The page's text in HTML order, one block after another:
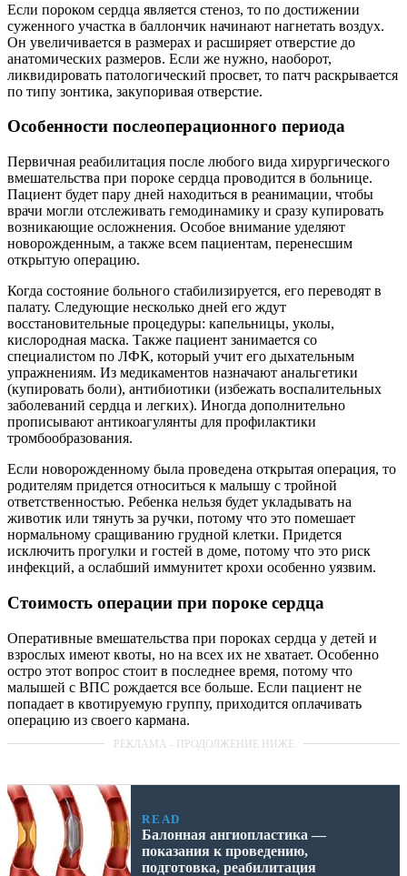
Если пороком сердца является стеноз, то по достижении
суженного участка в баллончик начинают нагнетать воздух.
Он увеличивается в размерах и расширяет отверстие до
анатомических размеров. Если же нужно, наоборот,
ликвидировать патологический просвет, то патч раскрывается
по типу зонтика, закупоривая отверстие.
Особенности послеоперационного периода
Первичная реабилитация после любого вида хирургического
вмешательства при пороке сердца проводится в больнице.
Пациент будет пару дней находиться в реанимации, чтобы
врачи могли отслеживать гемодинамику и сразу купировать
возникающие осложнения. Особое внимание уделяют
новорожденным, а также всем пациентам, перенесшим
открытую операцию.
Когда состояние больного стабилизируется, его переводят в
палату. Следующие несколько дней его ждут
восстановительные процедуры: капельницы, уколы,
кислородная маска. Также пациент занимается со
специалистом по ЛФК, который учит его дыхательным
упражнениям. Из медикаментов назначают анальгетики
(купировать боли), антибиотики (избежать воспалительных
заболеваний сердца и легких). Иногда дополнительно
прописывают антикоагулянты для профилактики
тромбообразования.
Если новорожденному была проведена открытая операция, то
родителям придется относиться к малышу с тройной
ответственностью. Ребенка нельзя будет укладывать на
животик или тянуть за ручки, потому что это помешает
нормальному сращиванию грудной клетки. Придется
исключить прогулки и гостей в доме, потому что это риск
инфекций, а ослабший иммунитет крохи особенно уязвим.
Стоимость операции при пороке сердца
Оперативные вмешательства при пороках сердца у детей и
взрослых имеют квоты, но на всех их не хватает. Особенно
остро этот вопрос стоит в последнее время, потому что
малышей с ВПС рождается все больше. Если пациент не
попадает в квотируемую группу, приходится оплачивать
операцию из своего кармана.
READ
Балонная ангиопластика —
показания к проведению,
подготовка, реабилитация